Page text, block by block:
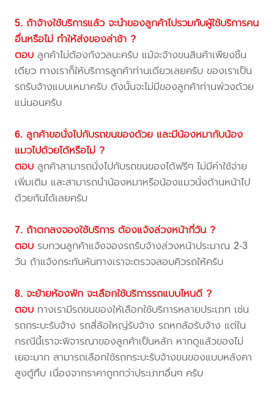
5. ถ้าจ้างใช้บริการแล้ว จะนำของลูกค้าไปรวมกับผู้ใช้บริการคน
อื่นหรือไม่ ทำให้ส่งของล่าช้า ?
ตอบ ลูกค้าไม่ต้องกังวลนะครับ แม้จะจ้างขนสินค้าเพียงชิ้น
เดียว ทางเราก็ให้บริการลูกค้าท่านเดียวเลยครับ ของเราเป็น
รถรับจ้างแบบเหมาครับ ดังนั้นจะไม่มีของลูกค้าท่านพ่วงด้วย
แน่นอนครับ
6. ลูกค้าขอนั่งไปกับรถขนของด้วย และมีน้องหมากับน้อง
แมวไปด้วยได้หรือไม่ ?
ตอบ ลูกค้าสามารถนั่งไปกับรถขนของได้ฟรีๆ ไม่มีค่าใช้จ่าย
เพิ่มเติม และสามารถนำน้องหมาหรือน้องแมวนั่งด้านหน้าไป
ด้วยกันได้เลยครับ
7. ถ้าตกลงจองใช้บริการ ต้องแจ้งล่วงหน้ากี่วัน ?
ตอบ รบกวนลูกค้าแจ้งจองรถรับจ้างล่วงหน้าประมาณ 2-3
วัน ถ้าแจ้งกระทันหันทางเราจะตรวจสอบคิวรถให้ครับ
8. จะย้ายห้องพัก จะเลือกใช้บริการรถแบบไหนดี ?
ตอบ ทางเรามีรถขนของให้เลือกใช้บริการหลายประเภท เช่น
รถกระบะรับจ้าง รถสี่ล้อใหญ่รับจ้าง รถหกล้อรับจ้าง แต่ใน
กรณีนี้เราจะพิจารณาของลูกค้าเป็นหลัก หากดูแล้วของไม่
เยอะมาก สามารถเลือกใช้รถกระบะรับจ้างขนของแบบหลังคา
สูงตู้ทึบ เนื่องจากราคาถูกกว่าประเภทอื่นๆ ครับ